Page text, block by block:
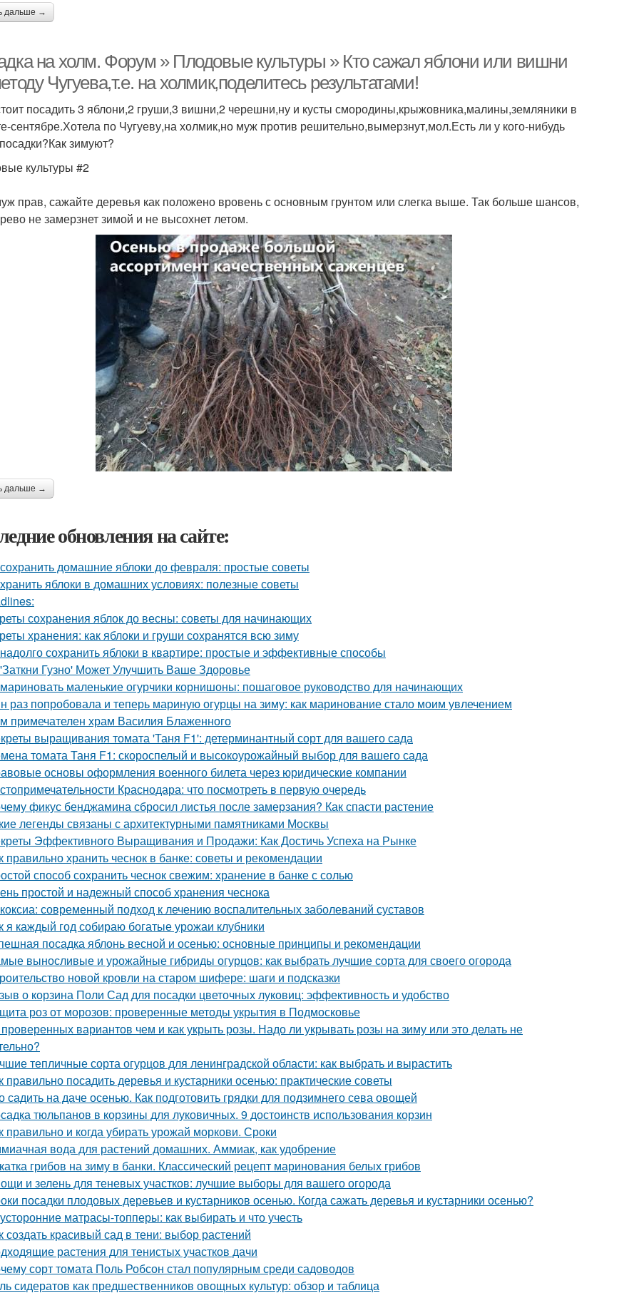
дальше →
на холм. Форум » Плодовые культуры » Кто сажал яблони или вишни
Чугуева,т.е. на холмик,поделитесь результатами!
посадить 3 яблони,2 груши,3 вишни,2 черешни,ну и кусты смородины,крыжовника,малины,земляники в
сентябре.Хотела по Чугуеву,на холмик,но муж против решительно,вымерзнут,мол.Есть ли у кого-нибудь
зимуют?
культуры #2
прав, сажайте деревья как положено вровень с основным грунтом или слегка выше. Так больше шансов,
не замерзнет зимой и не высохнет летом.
дальше →
обновления на сайте:
домашние яблоки до февраля: простые советы
яблоки в домашних условиях: полезные советы
сохранения яблок до весны: советы для начинающих
хранения: как яблоки и груши сохранятся всю зиму
сохранить яблоки в квартире: простые и эффективные способы
Гузно' Может Улучшить Ваше Здоровье
маленькие огурчики корнишоны: пошаговое руководство для начинающих
раз попробовала и теперь мариную огурцы на зиму: как маринование стало моим увлечением
примечателен храм Василия Блаженного
выращивания томата 'Таня F1': детерминантный сорт для вашего сада
томата Таня F1: скороспелый и высокоурожайный выбор для вашего сада
основы оформления военного билета через юридические компании
Краснодара: что посмотреть в первую очередь
фикус бенджамина сбросил листья после замерзания? Как спасти растение
легенды связаны с архитектурными памятниками Москвы
Эффективного Выращивания и Продажи: Как Достичь Успеха на Рынке
правильно хранить чеснок в банке: советы и рекомендации
способ сохранить чеснок свежим: хранение в банке с солью
простой и надежный способ хранения чеснока
современный подход к лечению воспалительных заболеваний суставов
я каждый год собираю богатые урожаи клубники
посадка яблонь весной и осенью: основные принципы и рекомендации
выносливые и урожайные гибриды огурцов: как выбрать лучшие сорта для своего огорода
новой кровли на старом шифере: шаги и подсказки
о корзина Поли Сад для посадки цветочных луковиц: эффективность и удобство
роз от морозов: проверенные методы укрытия в Подмосковье
вариантов чем и как укрыть розы. Надо ли укрывать розы на зиму или это делать не
тепличные сорта огурцов для ленинградской области: как выбрать и вырастить
правильно посадить деревья и кустарники осенью: практические советы
садить на даче осенью. Как подготовить грядки для подзимнего сева овощей
тюльпанов в корзины для луковичных. 9 достоинств использования корзин
правильно и когда убирать урожай моркови. Сроки
вода для растений домашних. Аммиак, как удобрение
грибов на зиму в банки. Классический рецепт маринования белых грибов
и зелень для теневых участков: лучшие выборы для вашего огорода
посадки плодовых деревьев и кустарников осенью. Когда сажать деревья и кустарники осенью?
матрасы-топперы: как выбирать и что учесть
создать красивый сад в тени: выбор растений
растения для тенистых участков дачи
сорт томата Поль Робсон стал популярным среди садоводов
сидератов как предшественников овощных культур: обзор и таблица